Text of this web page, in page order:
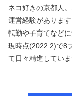
ネコ好きの京都人
運営経験がありま
転勤や子育てなど
現時点(2022.2)で8
て日々精進してい